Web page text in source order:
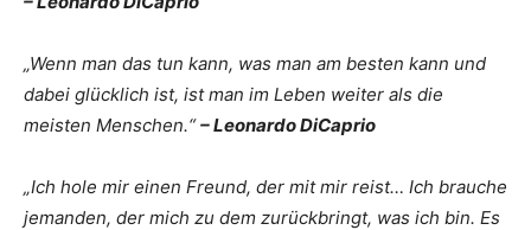
„Wenn man das tun kann, was man am besten kann und
dabei glücklich ist, ist man im Leben weiter als die
meisten Menschen.“– Leonardo DiCaprio
„Ich hole mir einen Freund, der mit mir reist… Ich brauche
jemanden, der mich zu dem zurückbringt, was ich bin. Es